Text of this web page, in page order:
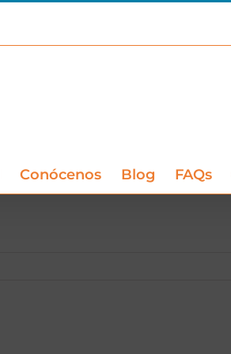
Conócenos Blog FAQs